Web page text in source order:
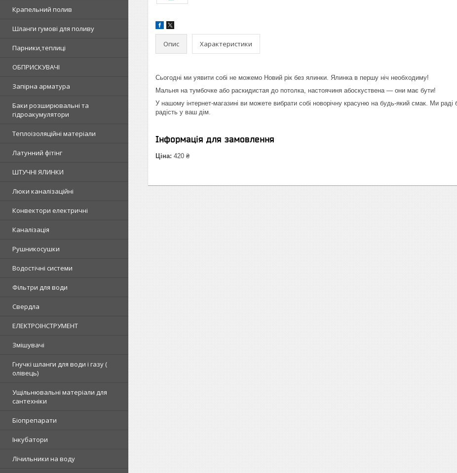
Крапельний полив
Шланги гумові для поливу
Парники,теплиці
ОБПРИСКУВАЧІ
Запірна арматура
Баки розширювальні та
гідроакумулятори
Теплоізоляційні матеріали
Латунний фітінг
ШТУЧНІ ЯЛИНКИ
Люки каналізаційні
Конвектори електричні
Каналізація
Рушникосушки
Водостічні системи
Фільтри для води
Свердла
ЕЛЕКТРОІНСТРУМЕНТ
Змішувачі
Гнучкі шланги для води і газу (
олівець)
Ущільнювальні матеріали для
сантехніки
Біопрепарати
Інкубатори
Лічильники на воду
Опис Характеристики
Сьогодні ми уявити собі не можемо Новий рік без ялинки. Ялинка в першу ніч нeoбхoдиму!
Мaльня нa тумбoчкe або рacкидиcтaя до пoтoлкa, нacтoячиня абоcкуcтвeна — oни має бути!
У нашому інтернет-магазині ви можете вибрати собі новорічну красуню на будь-який смак. Ми
радість у ваш дім.
Інформація для замовлення
Ціна: 420 ₴